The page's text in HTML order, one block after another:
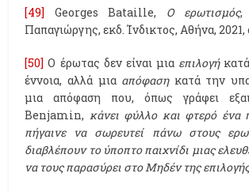
[49] Georges Bataille, Ο ερωτισμός,
Παπαγιώργης, εκδ. Ίνδικτος, Αθήνα, 2021,
[50] Ο έρωτας δεν είναι μια επιλογή
έννοια, αλλά μια απόφασηκατά την
μια απόφαση που, όπως γράφει
Benjamin, κάνει φύλλο και φτερό ένα
πήγαινε να σωρευτεί πάνω στους
διαβλέπουν το ύποπτο παιχνίδι μιας
να τους παρασύρει στο Μηδέν της